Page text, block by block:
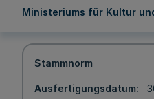
Ministeriums für Kultur
Stammnorm
Ausfertigungsdatum